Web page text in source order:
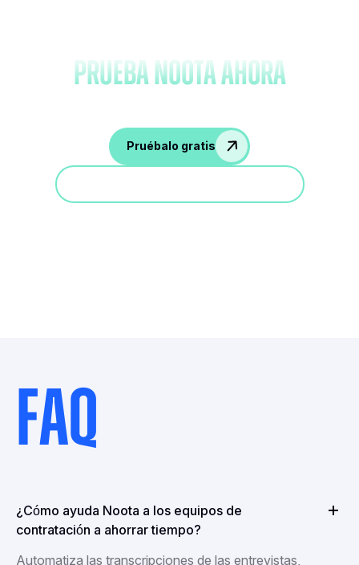
prueba Noota ahora
Pruébalo gratis
FAQ
¿Cómo ayuda Noota a los equipos de
contratación a ahorrar tiempo?
Automatiza las transcripciones de las entrevistas,